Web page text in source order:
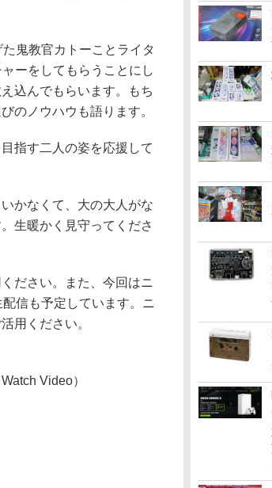
鬼教官カトーことライタ
ーをしてもらうことにし
込んでもらいます。もち
のノウハウも語ります。
指す二人の姿を応援して
かなくて、大の大人がな
生暖かく見守ってくださ
ださい。また、今回はニ
信も予定しています。ニ
用ください。
Video）